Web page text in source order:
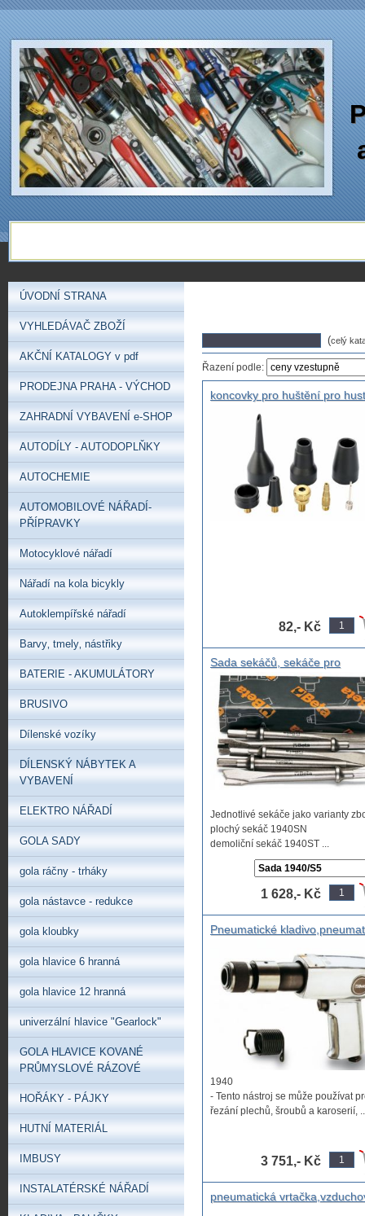
(celý
Řazení podle:
koncovky pro huštění pro
ke kompresorům 8ks
82,- Kč
Sada sekáčů, sekáče pro
pneumatická kladiva 5ks,
sekáče do pneukladiva 1940
BETA
Jednotlivé sekáče jako varianty
plochý sekáč 1940SN
demoliční sekáč 1940ST ...
1 628,- Kč
Pneumatické
1940
- Tento nástroj se může používat
řezání plechů, šroubů a karoserií,
3 751,- Kč
pneumatická
ÚVODNÍ STRANA
VYHLEDÁVAČ ZBOŽÍ
AKČNÍ KATALOGY v pdf
PRODEJNA PRAHA - VÝCHOD
ZAHRADNÍ VYBAVENÍ e-SHOP
AUTODÍLY - AUTODOPLŇKY
AUTOCHEMIE
AUTOMOBILOVÉ NÁŘADÍ-
PŘÍPRAVKY
Motocyklové nářadí
Nářadí na kola bicykly
Autoklempířské nářadí
Barvy‚ tmely‚ nástřiky
BATERIE - AKUMULÁTORY
BRUSIVO
Dílenské vozíky
DÍLENSKÝ NÁBYTEK A
VYBAVENÍ
ELEKTRO NÁŘADÍ
GOLA SADY
gola ráčny - trháky
gola nástavce - redukce
gola kloubky
gola hlavice 6 hranná
gola hlavice 12 hranná
univerzální hlavice "Gearlock"
GOLA HLAVICE KOVANÉ
PRŮMYSLOVÉ RÁZOVÉ
HOŘÁKY - PÁJKY
HUTNÍ MATERIÁL
IMBUSY
INSTALATÉRSKÉ NÁŘADÍ